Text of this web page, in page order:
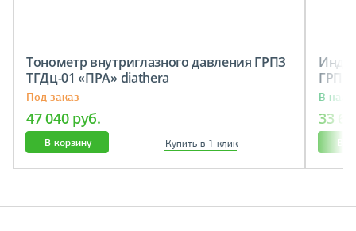
Тонометр внутриглазного давления ГРПЗ
ТГДц-01 «ПРА» diathera
Под заказ
47 040 руб.
В корзину Купить в 1 клик
ГРПЗ
В
33
В